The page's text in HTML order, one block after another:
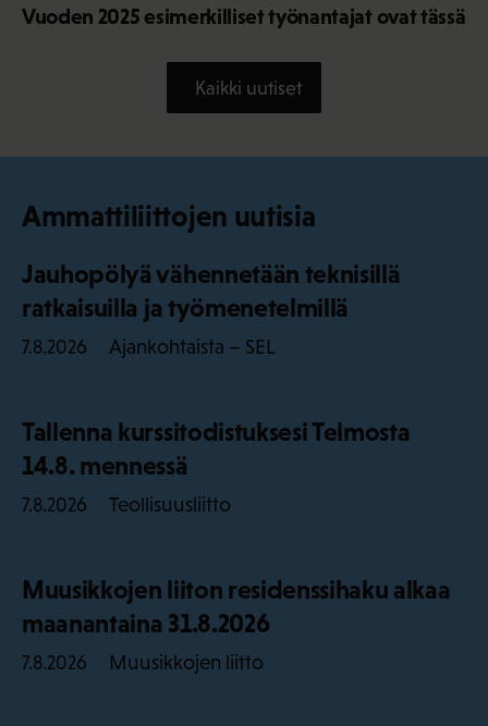
Vuoden 2025 esimerkilliset työnantajat ovat tässä
Kaikki uutiset
Ammattiliittojen uutisia
Jauhopölyä vähennetään teknisillä
ratkaisuilla ja työmenetelmillä
7.8.2026 Ajankohtaista – SEL
Tallenna kurssitodistuksesi Telmosta
14.8. mennessä
7.8.2026 Teollisuusliitto
Muusikkojen liiton residenssihaku alkaa
maanantaina 31.8.2026
7.8.2026 Muusikkojen liitto